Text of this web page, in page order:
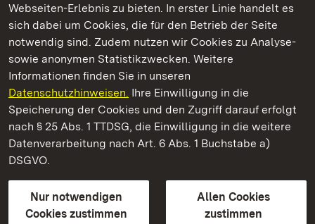
Webseiten-Erlebnis zu bieten. In erster Linie handelt es
sich dabei um Cookies, die für den Betrieb der Seite
notwendig sind. Zudem nutzen wir Cookies zu Analyse-
sowie anonymen Statistikzwecken. Weitere
Informationen finden Sie in unseren
Datenschutzhinweisen. Ihre Einwilligung in die
Speicherung der Cookies und den Zugriff darauf erfolgt
nach § 25 Abs. 1 TTDSG, die Einwilligung in die weitere
Datenverarbeitung nach Art. 6 Abs. 1 Buchstabe a)
DSGVO.
Nur notwendigen
Cookies zustimmen
Allen Cookies
zustimmen
Kommen. Staunen. Genießen.
Staatliche Schlösser und Gärten Baden‑Württemberg
Staatliche Schlösser und Gärten Baden-Württemberg
Kontakt
GebärdenspracheLeichte Sprache
Erklärung zur Barrierefreiheit
BITV-konform (geprüfte Seiten)